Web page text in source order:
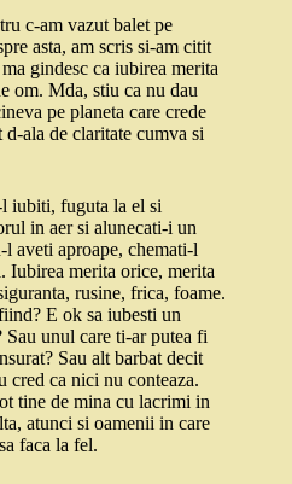
c-am vazut balet pe
asta, am scris si-am citit
gindesc ca iubirea merita
om. Mda, stiu ca nu dau
pe planeta care crede
ala de claritate cumva si
l iubiti, fuguta la el si
in aer si alunecati-i un
aveti aproape, chemati-l
Iubirea merita orice, merita
rusine, frica, foame.
E ok sa iubesti un
unul care ti-ar putea fi
Sau alt barbat decit
cred ca nici nu conteaza.
tine de mina cu lacrimi in
atunci si oamenii in care
faca la fel.